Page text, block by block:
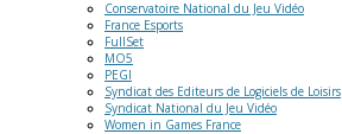
Conservatoire National du Jeu Vidéo
France Esports
FullSet
MO5
PEGI
Syndicat des Editeurs de Logiciels de Loisirs
Syndicat National du Jeu Vidéo
Women in Games France